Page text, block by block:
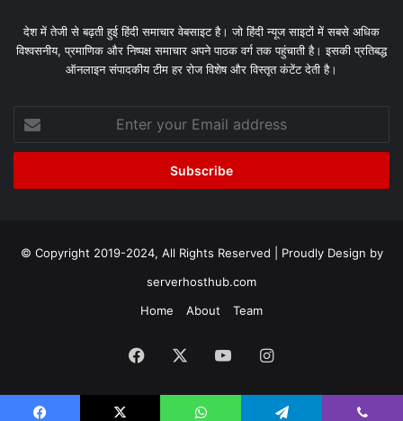
देश में तेजी से बढ़ती हुई हिंदी समाचार वेबसाइट है। जो हिंदी न्यूज साइटों में सबसे अधिक
विश्वसनीय, प्रमाणिक और निष्पक्ष समाचार अपने पाठक वर्ग तक पहुंचाती है। इसकी प्रतिबद्ध
ऑनलाइन संपादकीय टीम हर रोज विशेष और विस्तृत कंटेंट देती है।
your
Email
© Copyright 2019-2024, All Rights Reserved | Proudly Design by
serverhosthub.com
Home
About Team
Facebook YouTubeInstagram